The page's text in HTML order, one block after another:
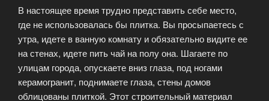
В настоящее время трудно представить себе место,
где не использовалась бы плитка. Вы просыпаетесь с
утра, идете в ванную комнату и обязательно видите ее
на стенах, идете пить чай на полу она. Шагаете по
улицам города, опускаете вниз глаза, под ногами
керамогранит, поднимаете глаза, стены домов
облицованы плиткой. Этот строительный материал